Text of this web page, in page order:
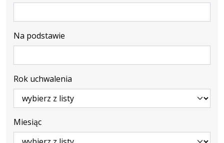
Na podstawie
Rok uchwalenia
Miesiąc